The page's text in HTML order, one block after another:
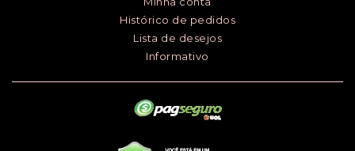
Histórico de pedidos
Lista de desejos
Informativo